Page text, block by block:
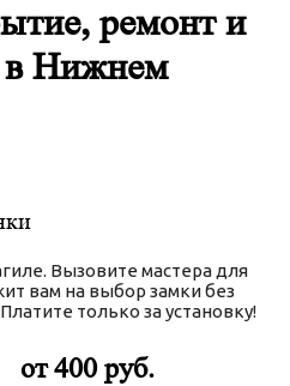
ремонт и
в Нижнем
Вызовите мастера для
вам на выбор замки без
только за установку!
от 400 руб.